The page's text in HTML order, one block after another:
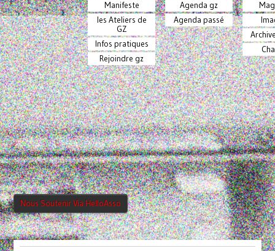
Manifeste
les Ateliers de
GZ
Infos pratiques
Rejoindre gz
Agenda gz
Agenda passé
Nous Soutenir Via HelloAsso